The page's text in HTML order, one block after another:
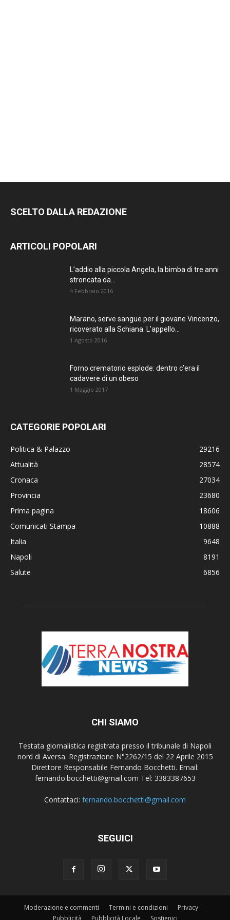
SCELTO DALLA REDAZIONE
ARTICOLI POPOLARI
L’addio alla piccola Angela, la bimba di tre anni
stroncata da...
4 Febbraio 2016
Marano, serve sangue per il giovane Vincenzo,
ricoverato alla Schiana. L’appello...
1 Agosto 2016
Forno crematorio esplode: dentro c’era il
cadavere di un obeso
1 Maggio 2017
CATEGORIE POPOLARI
Politica & Palazzo
29216
Attualità
28574
Cronaca
27034
Provincia
23680
Prima pagina
18606
Comunicati Stampa
10888
Italia
9648
Napoli
8191
Salute
6856
CHI SIAMO
Testata giornalistica registrata presso il tribunale di Napoli
nord di Aversa. Registrazione N°2262/15 del 22 Aprile 2015
Direttore Responsabile Fernando Bocchetti. Email:
fernando.bocchetti@gmail.com Tel: 3383387653
Contattaci: fernando.bocchetti@gmail.com
SEGUICI
Moderazione e commenti Termini e condizioni
Privacy
Pubblicità
Pubblicità Locale Sostienici